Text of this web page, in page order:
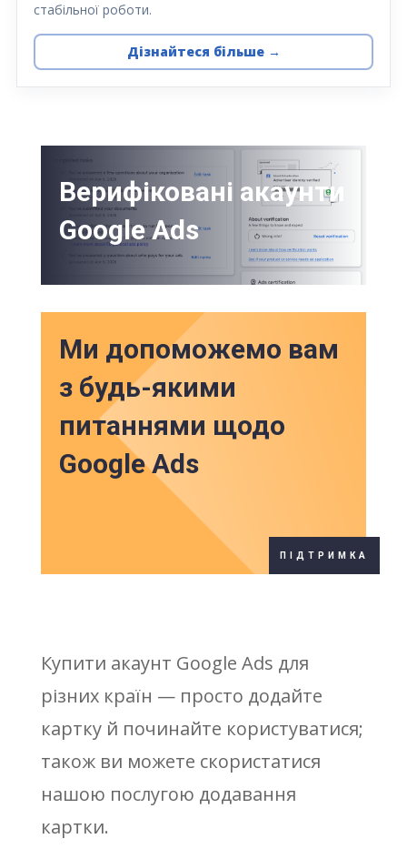
стабільної роботи.
Дізнайтеся більше →
Верифіковані акаунти
Google Ads
Ми допоможемо вам
з будь-якими
питаннями щодо
Google Ads
ПІДТРИМКА
Купити акаунт Google Ads для
різних країн — просто додайте
картку й починайте користуватися;
також ви можете скористатися
нашою послугою додавання
картки.